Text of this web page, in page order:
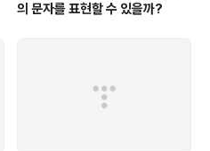
의 문자를 표현할 수 있을까?